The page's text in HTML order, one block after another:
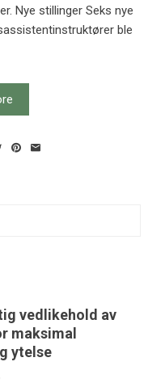
Nye stillinger Seks nye
ble
vedlikehold av
maksimal
ytelse